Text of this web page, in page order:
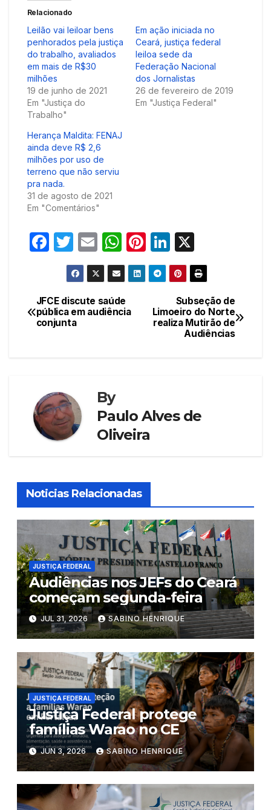
Relacionado
Leilão vai leiloar bens
penhorados pela justiça
do trabalho, avaliados
em mais de R$30
milhões
19 de junho de 2021
Em "Justiça do
Trabalho"
Em ação iniciada no
Ceará, justiça federal
leiloa sede da
Federação Nacional
dos Jornalistas
26 de fevereiro de 2019
Em "Justiça Federal"
Herança Maldita: FENAJ
ainda deve R$ 2,6
milhões por uso de
terreno que não serviu
pra nada.
31 de agosto de 2021
Em "Comentários"
F
e
b
T
w
itt
er
E
m
ail
W
h
at
s
A
Pi
nt
er
st
Li
n
k
e
dI
Navegação
de
Subseção de
Limoeiro do Norte
realiza Mutirão de
Audiências
JFCE discute saúde
pública em audiência
conjunta
By
Paulo Alves de
Oliveira
Noticias Relacionadas
JUSTIÇA FEDERAL
Audiências nos JEFs do Ceará
começam segunda-feira
JUL 31, 2026 SABINO HENRIQUE
JUSTIÇA FEDERAL
Justiça Federal protege
famílias Warao no CE
JUN 3, 2026 SABINO HENRIQUE